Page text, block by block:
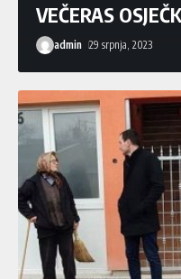
VEČERAS
admin 29 srpnja, 2023